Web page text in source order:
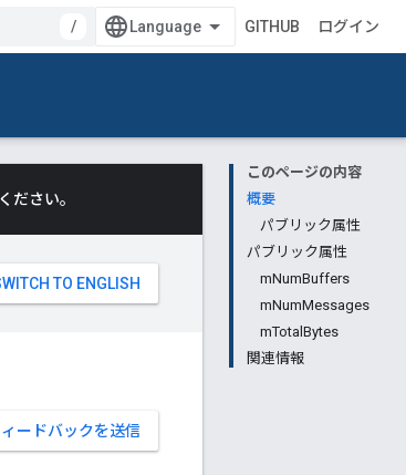
/ GITHUB ログイン
このページの内容
概要
パブリック属性
パブリック属性
mNumBuffers
mNumMessages
mTotalBytes
関連情報
ださい。
ィードバックを送信